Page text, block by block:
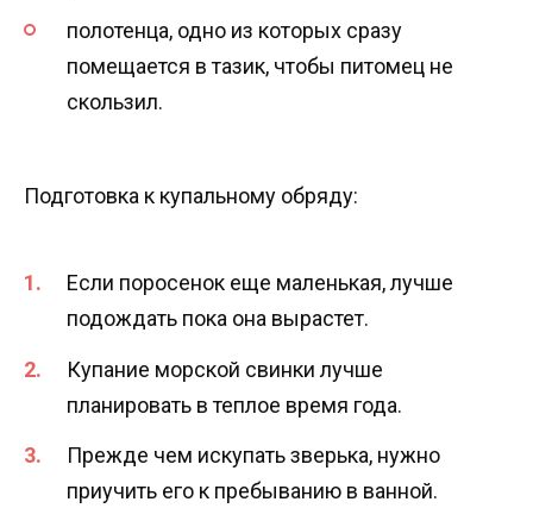
полотенца, одно из которых сразу
помещается в тазик, чтобы питомец не
скользил.
Подготовка к купальному обряду:
Если поросенок еще маленькая, лучше
подождать пока она вырастет.
Купание морской свинки лучше
планировать в теплое время года.
Прежде чем искупать зверька, нужно
приучить его к пребыванию в ванной.